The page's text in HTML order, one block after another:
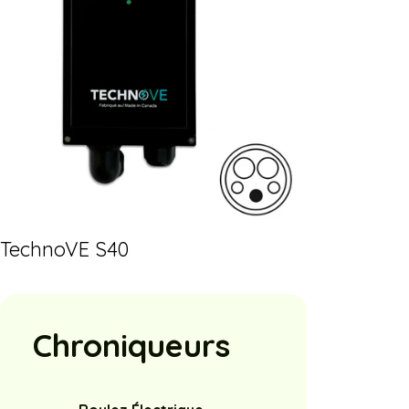
TechnoVE S40
Chroniqueurs